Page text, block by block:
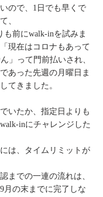
ので、1日でも早くで
、
も前にwalk-inを試みま
現在はコロナもあって
」って門前払いされ、
あった先週の月曜日ま
てきました。
いたか、指定日よりも
inにチャレンジした
は、タイムリミットが
までの一連の流れは、
月の末までに完了しな